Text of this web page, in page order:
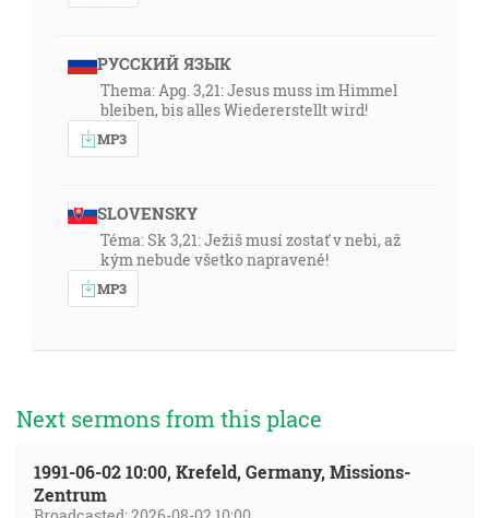
РУССКИЙ ЯЗЫК
Thema: Apg. 3,21: Jesus muss im Himmel
bleiben, bis alles Wiedererstellt wird!
MP3
SLOVENSKY
Téma: Sk 3,21: Ježiš musí zostať v nebi, až
kým nebude všetko napravené!
MP3
Next sermons from this place
1991-06-02 10:00, Krefeld, Germany, Missions-
Zentrum